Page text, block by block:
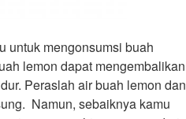
untuk mengonsumsi buah
lemon dapat mengembalikan
Peraslah air buah lemon dan
Namun, sebaiknya kamu